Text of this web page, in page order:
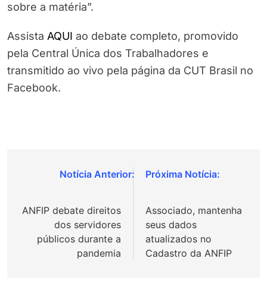
sobre a matéria”.
Assista AQUI ao debate completo, promovido
pela Central Única dos Trabalhadores e
transmitido ao vivo pela página da CUT Brasil no
Facebook.
Navegação
Post
ANFIP debate direitos
dos servidores
públicos durante a
pandemia
Associado, mantenha
seus dados
atualizados no
Cadastro da ANFIP